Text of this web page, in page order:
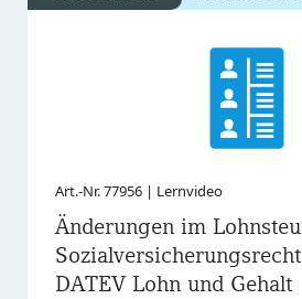
Art.-Nr. 77956 | Lernvideo
Änderungen im
DATEV Lohn und Gehalt